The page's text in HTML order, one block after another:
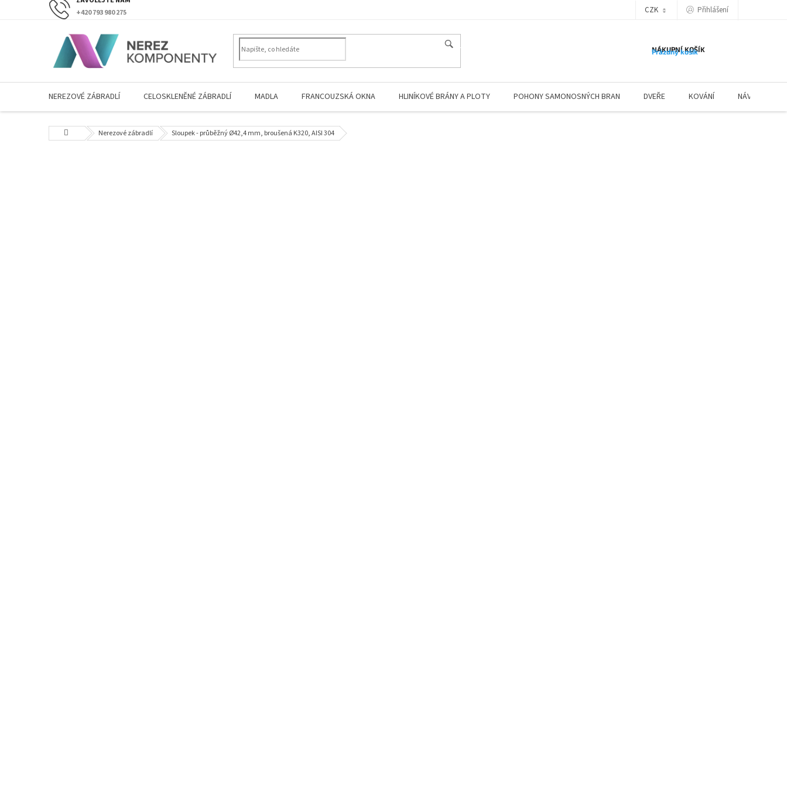
+420 793 980 275 CZK Přihlášení
NÁKUPNÍ KOŠÍK
Prázdný košík
NEREZOVÉ ZÁBRADLÍ CELOSKLENĚNÉ ZÁBRADLÍ MADLA FRANCOUZSKÁ OKNA HLINÍKOVÉ BRÁNY A PLOTY POHONY SAMONOSNÝCH BRAN DVEŘE KOVÁNÍ NÁVODY
Domů Nerezové zábradlí Sloupek - průběžný Ø42,4 mm, broušená K320, AISI 304